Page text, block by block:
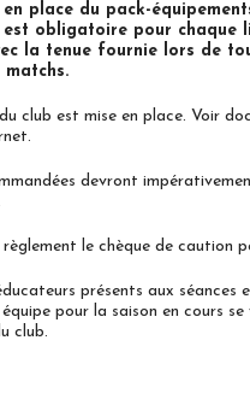
en place du pack-
obligatoire pour chaque
la tenue fournie lors de
club est mise en place. Voir
devront
règlement le chèque de caution
présents aux séances
équipe pour la saison en cours
club.